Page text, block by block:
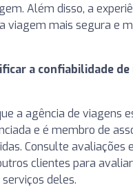
Além disso, a
viagem mais segura e
a confiabilidade de
a agência de viagens
e é membro de
Consulte avaliações e
clientes para
deles.